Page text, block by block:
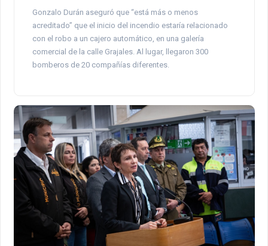
Gonzalo Durán aseguró que “está más o menos
acreditado” que el inicio del incendio estaría relacionado
con el robo a un cajero automático, en una galería
comercial de la calle Grajales. Al lugar, llegaron 300
bomberos de 20 compañías diferentes.